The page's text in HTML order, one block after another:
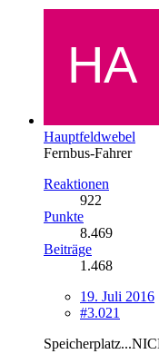
Hauptfeldwebel
Fernbus-Fahrer
Reaktionen
922
Punkte
8.469
Beiträge
1.468
19. Juli 2016
#3.021